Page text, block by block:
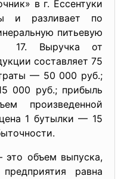
в г. Ессентуки
и разливает по
питьевую
17. Выручка от
составляет 75
— 50 000 руб.;
000 руб.; прибыль
произведенной
1 бутылки — 15
это объем выпуска,
равна